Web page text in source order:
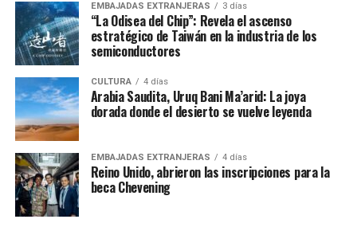
EMBAJADAS EXTRANJERAS 3 días
“La Odisea del Chip”: Revela el ascenso
estratégico de Taiwán en la industria de los
semiconductores
CULTURA 4 días
Arabia Saudita, Uruq Bani Ma’arid: La joya
dorada donde el desierto se vuelve leyenda
EMBAJADAS EXTRANJERAS 4 días
Reino Unido, abrieron las inscripciones para la
beca Chevening